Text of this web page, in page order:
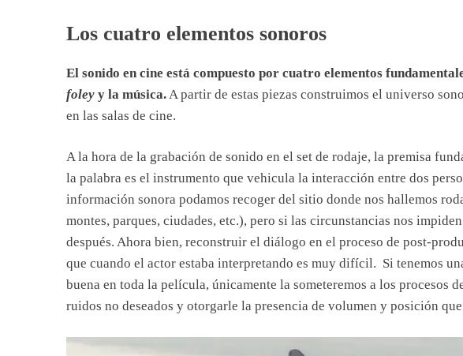
Los cuatro elementos sonoros
El sonido en cine está compuesto por cuatro elementos
foley y la música. A partir de estas piezas construimos el universo
en las salas de cine.
A la hora de la grabación de sonido en el set de rodaje, la premisa
la palabra es el instrumento que vehicula la interacción entre dos
información sonora podamos recoger del sitio donde nos hallemos
montes, parques, ciudades, etc.), pero si las circunstancias nos
después. Ahora bien, reconstruir el diálogo en el proceso de post-
que cuando el actor estaba interpretando es muy difícil. Si tenemos
buena en toda la película, únicamente la someteremos a los procesos
ruidos no deseados y otorgarle la presencia de volumen y posición